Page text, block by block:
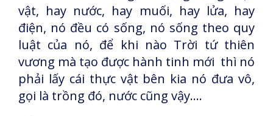
vật, hay nước, hay muối, hay lửa, hay
điện, nó đều có sống, nó sống theo quy
luật của nó, để khi nào Trời tứ thiên
vương mà tạo được hành tinh mới thì nó
phải lấy cái thực vật bên kia nó đưa vô,
gọi là trồng đó, nước cũng vậy….